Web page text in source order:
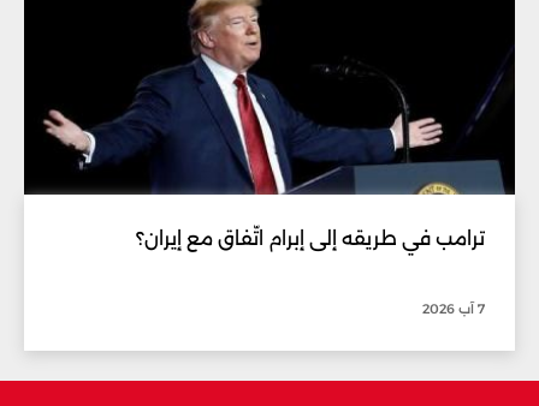
ترامب في طريقه إلى إبرام اتّفاق مع إيران؟
7 آب 2026